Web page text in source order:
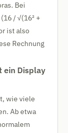
Bei
/ √(16² +
ist also
Rechnung
ein Display
wie viele
Ab etwa